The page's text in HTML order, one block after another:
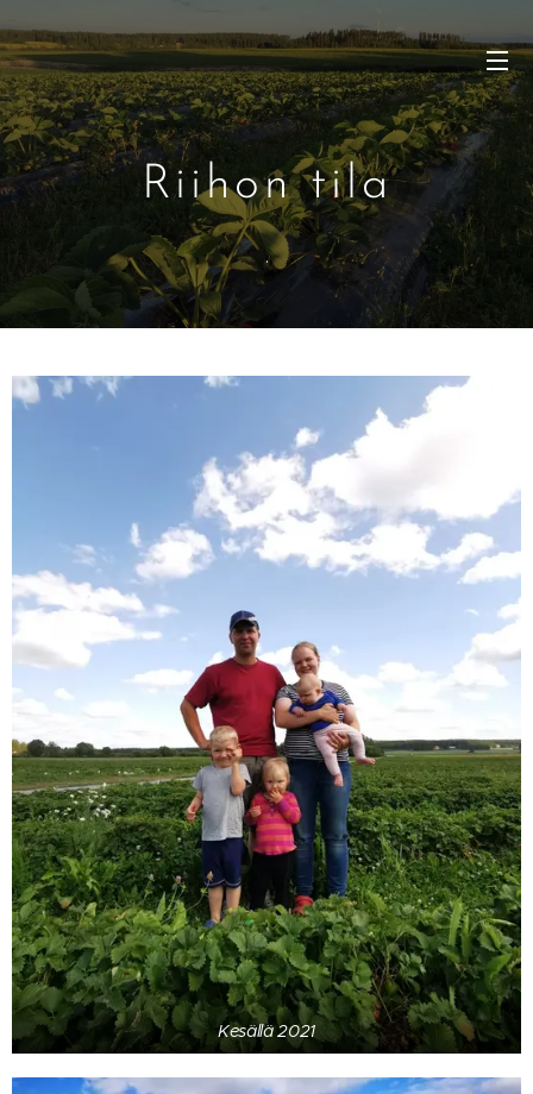
Riihon tila
.
Kesällä 2021